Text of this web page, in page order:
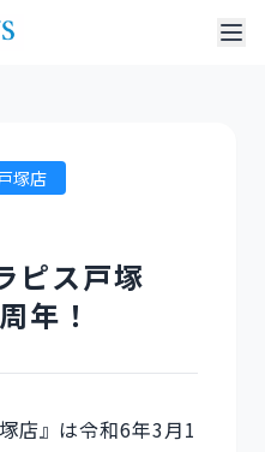
塚店
ピス戸塚
年！
店』は令和6年3月1